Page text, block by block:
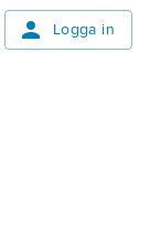
Logga in